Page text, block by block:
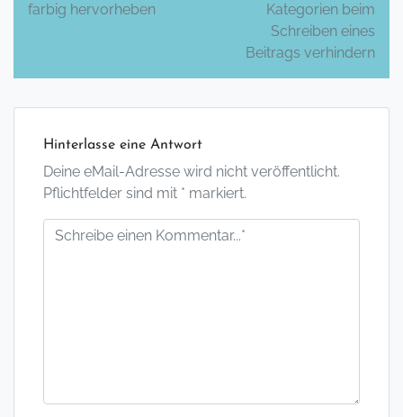
farbig hervorheben
Kategorien beim
Schreiben eines
Beitrags verhindern
Hinterlasse eine Antwort
Deine eMail-Adresse wird nicht veröffentlicht.
Pflichtfelder sind mit * markiert.